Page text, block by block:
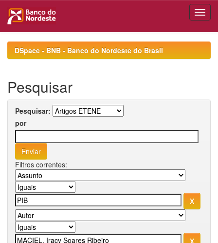
navigationDSpace - BNB - Banco do Nordeste do Brasil
Pesquisar
Pesquisar:
por
Filtros correntes: